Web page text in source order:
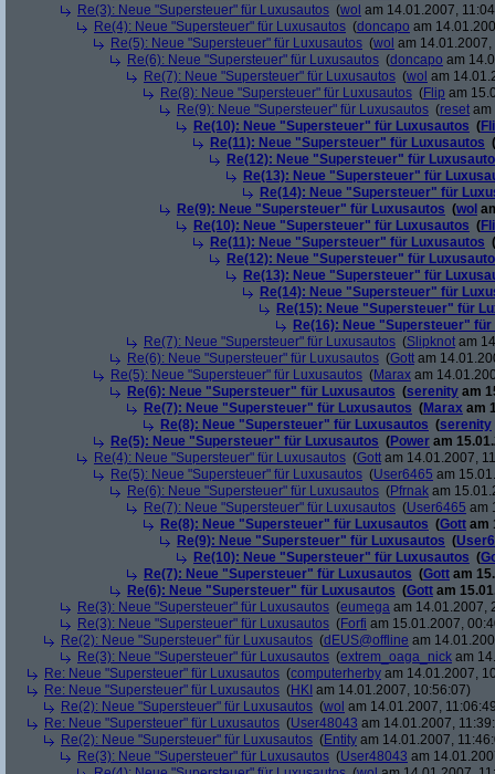
Re(3): Neue "Supersteuer" für Luxusautos (wol am 14.01.2007,
Re(4): Neue "Supersteuer" für Luxusautos (doncapo am
Re(5): Neue "Supersteuer" für Luxusautos (wol am 14.01.2007,
Re(6): Neue "Supersteuer" für Luxusautos (doncapo am
Re(7): Neue "Supersteuer" für Luxusautos (wol am
Re(8): Neue "Supersteuer" für Luxusautos (Flip am
Re(9): Neue "Supersteuer" für Luxusautos (reset am
Re(10): Neue "Supersteuer" für Luxusautos (
Re(11): Neue "Supersteuer" für Luxusautos (
Re(12): Neue "Supersteuer" für
Re(13): Neue "Supersteuer" für
Re(14): Neue "Supersteuer" für
Re(9): Neue "Supersteuer" für Luxusautos (wol
Re(10): Neue "Supersteuer" für Luxusautos (
Re(11): Neue "Supersteuer" für Luxusautos (
Re(12): Neue "Supersteuer" für
Re(13): Neue "Supersteuer" für
Re(14): Neue "Supersteuer" für
Re(15): Neue "Supersteuer" für
Re(16): Neue "Supersteuer"
Re(7): Neue "Supersteuer" für Luxusautos (Slipknot am
Re(6): Neue "Supersteuer" für Luxusautos (Gott am
Re(5): Neue "Supersteuer" für Luxusautos (Marax am
Re(6): Neue "Supersteuer" für Luxusautos (serenity am
Re(7): Neue "Supersteuer" für Luxusautos (Marax am
Re(8): Neue "Supersteuer" für Luxusautos (serenity
Re(5): Neue "Supersteuer" für Luxusautos (Power am
Re(4): Neue "Supersteuer" für Luxusautos (Gott am 14.01.2007,
Re(5): Neue "Supersteuer" für Luxusautos (User6465 am
Re(6): Neue "Supersteuer" für Luxusautos (Pfrnak am
Re(7): Neue "Supersteuer" für Luxusautos (User6465 am
Re(8): Neue "Supersteuer" für Luxusautos (Gott am
Re(9): Neue "Supersteuer" für Luxusautos (
Re(10): Neue "Supersteuer" für Luxusautos (
Re(7): Neue "Supersteuer" für Luxusautos (Gott am
Re(6): Neue "Supersteuer" für Luxusautos (Gott am
Re(3): Neue "Supersteuer" für Luxusautos (eumega am 14.01.2007,
Re(3): Neue "Supersteuer" für Luxusautos (Forfi am 15.01.2007,
Re(2): Neue "Supersteuer" für Luxusautos (dEUS@offline am
Re(3): Neue "Supersteuer" für Luxusautos (extrem_oaga_nick am
Re: Neue "Supersteuer" für Luxusautos (computerherby am 14.01.2007,
Re: Neue "Supersteuer" für Luxusautos (HKI am 14.01.2007, 10:56:07)
Re(2): Neue "Supersteuer" für Luxusautos (wol am 14.01.2007,
Re: Neue "Supersteuer" für Luxusautos (User48043 am 14.01.2007,
Re(2): Neue "Supersteuer" für Luxusautos (Entity am 14.01.2007,
Re(3): Neue "Supersteuer" für Luxusautos (User48043 am